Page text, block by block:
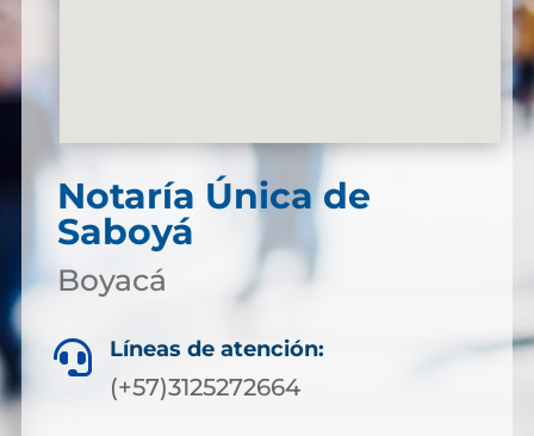
Notaría Única de
Saboyá
Boyacá
 Líneas de atención:
(+57)3125272664